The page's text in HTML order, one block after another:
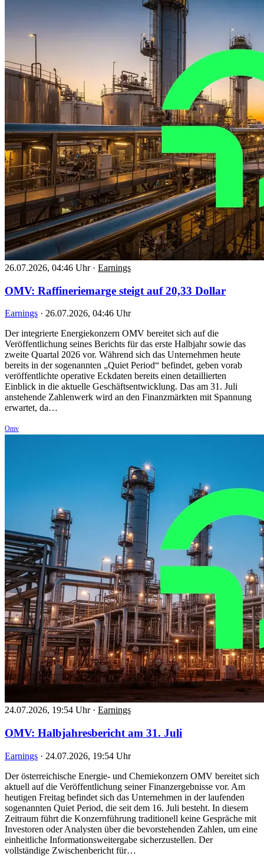
26.07.2026, 04:46 Uhr · Earnings
OMV: Raffineriemarge steigt auf 20,33 Dollar
Earnings · 26.07.2026, 04:46 Uhr
Der integrierte Energiekonzern OMV bereitet sich auf die
Veröffentlichung seines Berichts für das erste Halbjahr sowie das
zweite Quartal 2026 vor. Während sich das Unternehmen heute
bereits in der sogenannten „Quiet Period“ befindet, geben vorab
veröffentlichte operative Eckdaten bereits einen detaillierten
Einblick in die aktuelle Geschäftsentwicklung. Das am 31. Juli
anstehende Zahlenwerk wird an den Finanzmärkten mit Spannung
erwartet, da…
Omv
24.07.2026, 19:54 Uhr · Earnings
OMV: Halbjahresbericht am 31. Juli
Earnings · 24.07.2026, 19:54 Uhr
Der österreichische Energie- und Chemiekonzern OMV bereitet sich
aktuell auf die Veröffentlichung seiner Finanzergebnisse vor. Am
heutigen Freitag befindet sich das Unternehmen in der laufenden
sogenannten Quiet Period, die seit dem 16. Juli besteht. In diesem
Zeitraum führt die Konzernführung traditionell keine Gespräche mit
Investoren oder Analysten über die bevorstehenden Zahlen, um eine
einheitliche Informationsweitergabe sicherzustellen. Der
vollständige Zwischenbericht für…